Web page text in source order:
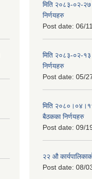
मिति २०८३-०२-२७
निर्णयहरु
Post date: 06/
मिति २०८३-०२-१३
निर्णयहरु
Post date: 05/
मिति
बैठकका निर्णयहरु
Post date: 09/
२‍२ औ
Post date: 08/